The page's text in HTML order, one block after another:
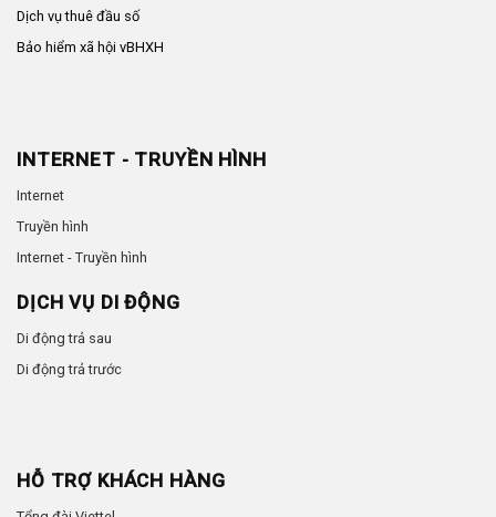
Dịch vụ thuê đầu số
Bảo hiểm xã hội vBHXH
INTERNET - TRUYỀN HÌNH
Internet
Truyền hình
Internet - Truyền hình
DỊCH VỤ DI ĐỘNG
Di động trả sau
Di động trả trước
HỖ TRỢ KHÁCH HÀNG